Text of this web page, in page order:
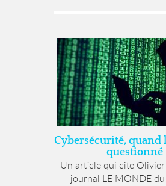
Cybersécurité, quand
questionné
Un article qui cite Olivier
journal LE MONDE